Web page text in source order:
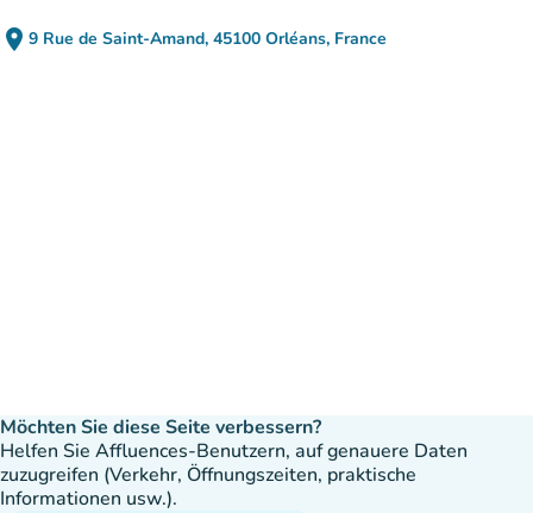
place 9 Rue de Saint-Amand, 45100 Orléans, France
(in Google Maps öffnen)
(new tab)
Möchten Sie diese Seite verbessern?
Helfen Sie Affluences-Benutzern, auf genauere Daten
zuzugreifen (Verkehr, Öffnungszeiten, praktische
Informationen usw.).